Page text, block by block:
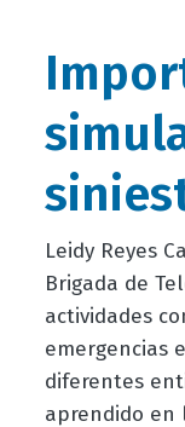
Leidy Reyes
Brigada de
actividades
emergencias
diferentes
aprendido en